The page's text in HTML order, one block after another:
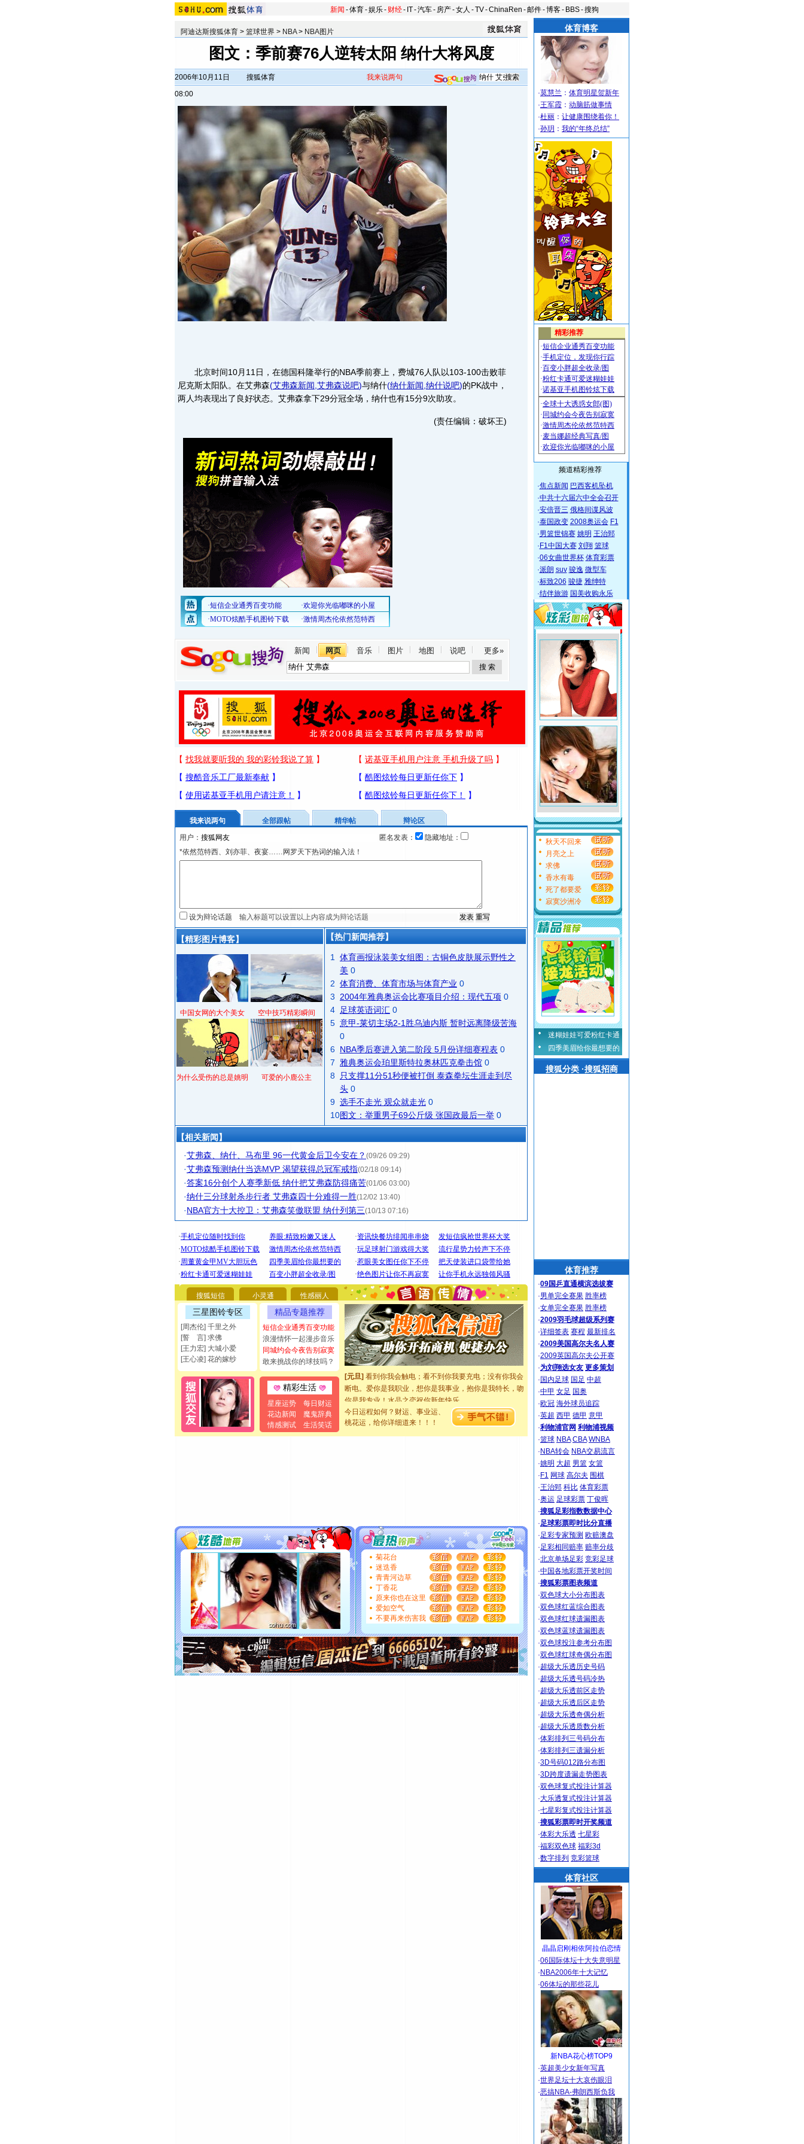
新闻 -体育-娱乐- 财经- IT-汽车- 房产-女人 -TV-ChinaRen -邮件-博客- BBS-搜狗
阿迪达斯搜狐体育 > 篮球世界 > NBA> NBA图片
图文：季前赛76人逆转太阳 纳什大将风度
2006年10月11日
08:00
搜狐体育 我来说两句
北京时间10月11日，在德国科隆举行的NBA季前赛上，费城76人队以103-100击败菲
尼克斯太阳队。在艾弗森(艾弗森新闻 艾弗森说吧)与纳什(纳什新闻 纳什说吧)的PK战中，
两人均表现出了良好状态。艾弗森拿下29分冠全场，纳什也有15分9次助攻。
(责任编辑：破坏王)
新闻 网页 音乐 图片 地图 说吧 更多»
我来说两句 全部跟帖 精华帖
辩论区
用户：
匿名发表：
隐藏地址：
*依然范特西、刘亦菲、夜宴……网罗天下热词的输入法！
设为辩论话题
【精彩图片博客】
中国女网的大个美女 空中技巧精彩瞬间
为什么受伤的总是姚明 可爱的小鹿公主
【热门新闻推荐】
1
体育画报泳装美女组图：古铜色皮肤展示野性之
美 0
2 体育消费、体育市场与体育产业 0
3
2004年雅典奥运会比赛项目介绍：现代五项 0
4
足球英语词汇 0
5 意甲-莱切主场2-1胜乌迪内斯 暂时远离降级苦海
0
6 NBA季后赛进入第二阶段 5月份详细赛程表 0
7
雅典奥运会珀里斯特拉奥林匹克拳击馆 0
8
只支撑11分51秒便被打倒 泰森拳坛生涯走到尽
头 0
9 选手不走光 观众就走光 0
10图文：举重男子69公斤级 张国政最后一举 0
【相关新闻】
·艾弗森、纳什、马布里 96一代黄金后卫今安在？ (09/26 09:29)
·艾弗森预测纳什当选MVP 渴望获得总冠军戒指(02/18 09:14)
·答案16分创个人赛季新低 纳什把艾弗森防得痛苦(01/06 03:00)
·纳什三分球射杀步行者 艾弗森四十分难得一胜(12/02 13:40)
·NBA官方十大控卫：艾弗森笑傲联盟 纳什列第三(10/13 07:16)
搜狐短信 小灵通 性感丽人
三星图铃专区
[周杰伦] 千里之外
[誓 言] 求佛
[王力宏] 大城小爱
[王心凌] 花的嫁纱
精品专题推荐
短信企业通秀百变功能
浪漫情怀一起漫步音乐
同城约会今夜告别寂寞
敢来挑战你的球技吗？
精彩生活
星座运势
每日财运
花边新闻
魔鬼辞典
情感测试
生活笑话
[圣诞节]圣诞节到了，想想没什么送给你的，又不打算给
你太多，只有给你五千万：千万快乐！千万要健康！千万
要平安！千万要知足！千万不要忘记我！
[圣诞节]不只这样的日子才会想起你,而是这样的日子才
能正大光明地骚扰你,告诉你,圣诞要快乐!新年要快乐!天天
都要快乐噢!
[圣诞节]奉上一颗祝福的心,在这个特别的日子里,愿幸福,
如意,快乐,鲜花,一切美好的祝愿与你同在.圣诞快乐!
断电。爱你是我职业，想你是我事业，抱你是我特长，吻
你是我专业！水晶之恋祝你新年快乐
起；二是再生再世和你在一起；三是三生三世和你不再分
离。水晶之恋祝你新年快乐
片叶子是希望，第三片叶子是爱情，第四片叶子是幸运。
送你一棵薰衣草，愿你新年快乐！
[圣诞节]圣诞节到了，想想没什么送给你的，又不打算给
你太多，只有给你五千万：千万快乐！千万要健康！千万
要平安！千万要知足！千万不要忘记我！
[圣诞节]
不只这样的日子才会想起你,而是这样的日子才
能正大光明地骚扰你,告诉你,圣诞要快乐!新年要快乐!天天
都要快乐噢!
[圣诞节]奉上一颗祝福的心,在这个特别的日子里,愿幸福,
如意,快乐,鲜花,一切美好的祝愿与你同在.圣诞快乐!
[元旦]看到你我会触电；看不到你我要充电；没有你我会
断电。爱你是我职业，想你是我事业，抱你是我特长，吻
你是我专业！水晶之恋祝你新年快乐
今日运程如何？财运、事业运、
桃花运，给你详细道来！！！
菊花台
迷迭香
青青河边草
丁香花
原来你也在这里
爱如空气
不要再来伤害我
体育博客
·莫慧兰 ： 体育明星贺新年
·王军霞 ： 动脑筋做事情
·杜丽 ： 让健康围绕着你！
·孙玥 ： 我的“年终总结”
频道精彩推荐
·焦点新闻 巴西客机坠机
·中共十六届六中全会召开
·安倍晋三 俄格间谍风波
·泰国政变 2008奥运会 F1
·男篮世锦赛 姚明 王治郅
· F1中国大赛 刘翔 篮球
·06女曲世界杯 体育彩票
·派朗 suv 骏逸 微型车
·标致206 骏捷 雅绅特
·结伴旅游 国美收购永乐
秋天不回来
月亮之上
求佛
香水有毒
死了都要爱
寂寞沙洲冷
迷糊娃娃可爱粉红卡通
四季美眉给你最想要的
搜狐分类 ·搜狐招商
体育推荐
·09国乒直通横滨选拔赛
·男单完全赛果 胜率榜
·女单完全赛果 胜率榜
·2009羽毛球超级系列赛
·详细签表 赛程 最新排名
·2009美国高尔夫名人赛
·2009英国高尔夫公开赛
·为刘翔选女友 更多策划
· 国内足球 国足 中超
·中甲 女足 国奥
·欧冠 海外球员追踪
·英超 西甲 德甲 意甲
·利物浦官网 利物浦视频
·篮球 NBA CBA WNBA
· NBA转会 NBA交易流言
·姚明 大超 男篮 女篮
· F1 网球 高尔夫 围棋
·王治郅 科比 体育彩票
·奥运 足球彩票 丁俊晖
·搜狐足彩指数数据中心
·足球彩票即时比分直播
·足彩专家预测 欧赔澳盘
·足彩相同赔率 赔率分歧
·北京单场足彩 竞彩足球
·中国各地彩票开奖时间
·搜狐彩票图表频道
·双色球大小分布图表
·双色球红蓝综合图表
·双色球红球遗漏图表
·双色球蓝球遗漏图表
·双色球投注参考分布图
·双色球红球奇偶分布图
·超级大乐透历史号码
·超级大乐透号码冷热
·超级大乐透前区走势
·超级大乐透后区走势
·超级大乐透奇偶分析
·超级大乐透质数分析
·体彩排列三号码分布
·体彩排列三遗漏分析
·3D号码012路分布图
·3D跨度遗漏走势图表
·双色球复式投注计算器
·大乐透复式投注计算器
·七星彩复式投注计算器
·搜狐彩票即时开奖频道
·体彩大乐透 七星彩
·福彩双色球 福彩3d
·数字排列 竞彩篮球
体育社区
晶晶启刚相依阿拉伯恋情
·06国际体坛十大失意明星
· NBA2006年十大记忆
·06体坛的那些花儿
新NBA花心榜TOP9
·英超美少女新年写真
·世界足坛十大哀伤眼泪
·恶搞NBA-弗朗西斯负我